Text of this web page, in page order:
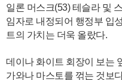
일론 머스크(53) 테슬라 및
임자로 내정되어 행정부 입
트의 가치는 더욱 올랐다.
데이나 화이트 회장이 보는
가와나 마스토를 꺾는 것보